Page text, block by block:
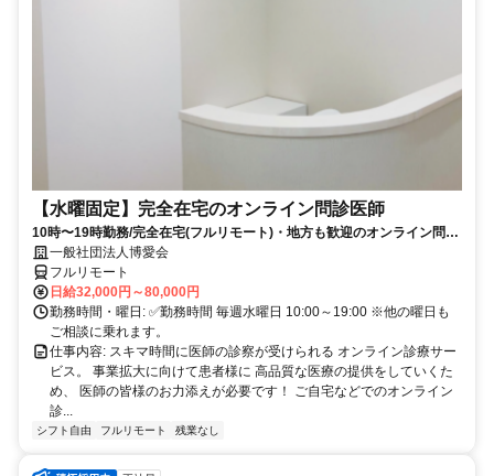
【水曜固定】完全在宅のオンライン問診医師
10時〜19時勤務/完全在宅(フルリモート)・地方も歓迎のオンライン問診
業務一般社団法人博愛会
フルリモート
日給32,000円～80,000円
勤務時間・曜日: ✅勤務時間 毎週水曜日 10:00～19:00 ※他の曜日も
ご相談に乗れます。
仕事内容: スキマ時間に医師の診察が受けられる オンライン診療サー
ビス。 事業拡大に向けて患者様に 高品質な医療の提供をしていくた
め、 医師の皆様のお力添えが必要です！ ご自宅などでのオンライン
診...
シフト自由 フルリモート 残業なし